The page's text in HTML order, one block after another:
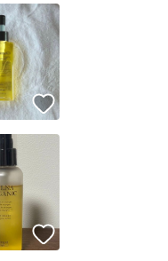
したユーザーにバッジを付
マの基準をクリアした安心・安全
はYahoo!フリマの取引を完了さ
は他フリマサービスでの取引実績
の情報をコピーします
ています
出品ページへ
いいね！
いいね！